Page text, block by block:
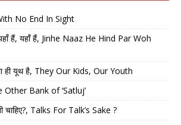
No End In Sight
यहाँ हैं, यहाँ हैं, Jinhe Naaz He Hind Par Woh
ही यूथ है, They Our Kids, Our Youth
Other Bank of ‘Satluj’
चाहिए?, Talks For Talk’s Sake ?